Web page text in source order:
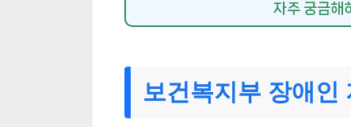
자주 궁금해
보건복지부 장애인